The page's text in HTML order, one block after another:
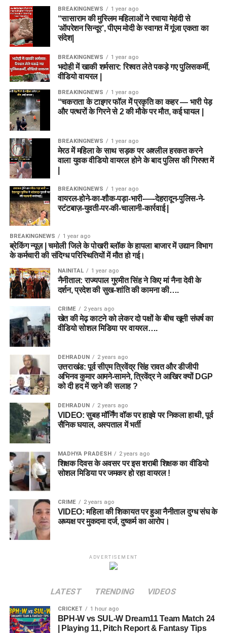
BREAKINGNEWS 1 year ago
“सासाराम की मुस्लिम महिलाओं ने रचाया मेहंदी से
‘ऑपरेशन सिन्दूर’, पीएम मोदी के स्वागत में गूंजा एकता का
संदेश|
BREAKINGNEWS 1 year ago
भदोही में खाकी शर्मसार: रिश्वत लेते पकड़े गए पुलिसकर्मी,
वीडियो वायरल |
BREAKINGNEWS 1 year ago
“चकराता के टाइगर फॉल में प्रकृति का कहर — भारी पेड़
और पत्थरों के गिरने से 2 की मौके पर मौत, कई घायल |
BREAKINGNEWS 1 year ago
मेरठ में महिला के साथ सड़क पर अश्लील हरकत करने
वाला युवक वीडियो वायरल होने के बाद पुलिस की गिरफ्त में
BREAKINGNEWS 1 year ago
वायरल-होने-का-शौक-पड़ा-भारी-—-देहरादून-पुलिस-ने-
स्टंटबाज़-युवती-पर-की-चालानी-कार्रवाई |
BREAKINGNEWS 1 year ago
ब्रेकिंग न्यूज़ | चमोली जिले के पोखरी ब्लॉक के हापला बाजार में उद्यान विभाग
के कर्मचारी की संदिग्ध परिस्थितियों में मौत हो गई।
NAINITAL 1 year ago
नैनीताल: राज्यपाल गुरमीत सिंह ने किए मां नैना देवी के
दर्शन, प्रदेश की सुख-शांति की कामना की….
CRIME 2 years ago
खेत की मेढ़ काटने को लेकर दो पक्षों के बीच खूनी संघर्ष का
वीडियो सोशल मिडिया पर वायरल….
DEHRADUN 2 years ago
उत्तराखंड: पूर्व सीएम त्रिवेंद्र सिंह रावत और डीजीपी
अभिनव कुमार आमने-सामने, त्रिवेंद्र ने आखिर क्यों DGP
को दी हद में रहने की सलाह ?
DEHRADUN 2 years ago
VIDEO: सुबह मॉर्निंग वॉक पर हाइवे पर निकला हाथी, पूर्व
सैनिक घयाल, अस्पताल में भर्ती
MADHYA PRADESH 2 years ago
शिक्षक दिवस के अवसर पर इस शराबी शिक्षक का वीडियो
सोशल मिडिया पर जमकर हो रहा वायरल !
CRIME 2 years ago
VIDEO: महिला की शिकायत पर हुआ नैनीताल दुग्ध संघ के
अध्यक्ष पर मुकदमा दर्ज, दुष्कर्म का आरोप।
ADVERTISEMENT
LATEST TRENDING VIDEOS
CRICKET 1 hour ago
BPH-W vs SUL-W Dream11 Team Match 24
| Playing 11, Pitch Report & Fantasy Tips